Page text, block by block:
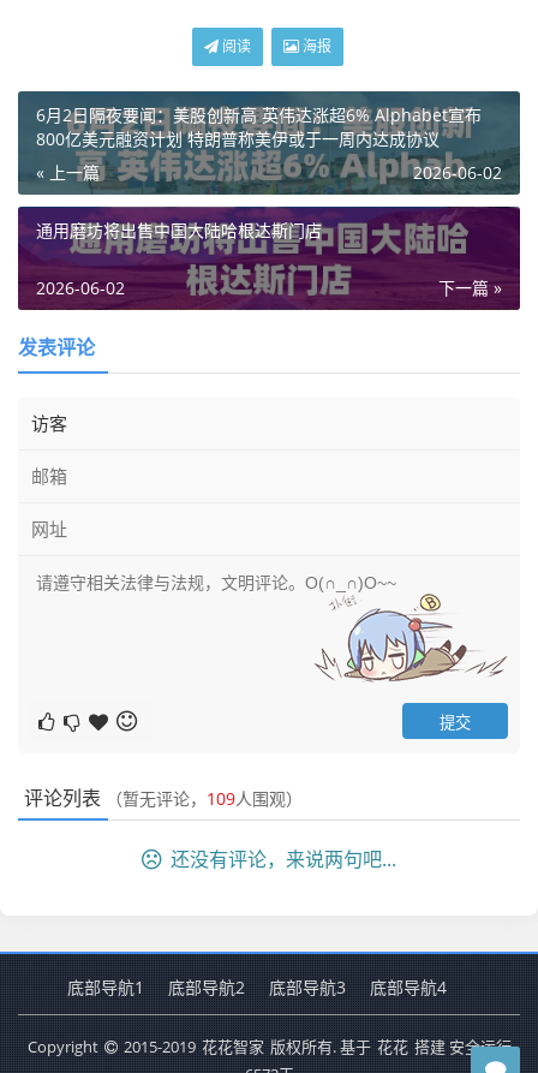
阅读 海报
6月2日隔夜要闻：美股创新高 英伟达涨超6% Alphabet宣布
800亿美元融资计划 特朗普称美伊或于一周内达成协议
« 上一篇
2026-06-02
通用磨坊将出售中国大陆哈根达斯门店
下一篇 »
2026-06-02
发表评论
评论列表 （暂无评论， 109人围观）
还没有评论，来说两句吧...
底部导航1 底部导航2 底部导航3 底部导航4
Copyright 2015-2019 花花智家 版权所有. 基于 花花 搭建 安全运行